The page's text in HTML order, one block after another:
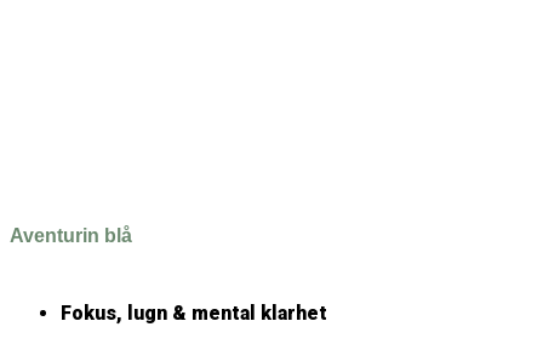
Aventurin blå
Fokus, lugn & mental klarhet